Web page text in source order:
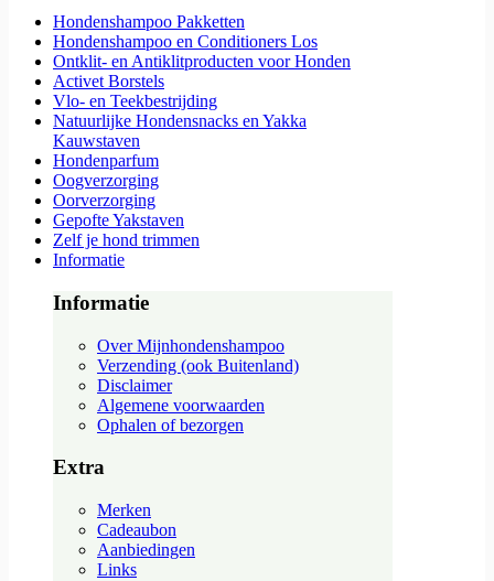
Hondenshampoo Pakketten
Hondenshampoo en Conditioners Los
Ontklit- en Antiklitproducten voor Honden
Activet Borstels
Vlo- en Teekbestrijding
Natuurlijke Hondensnacks en Yakka
Kauwstaven
Hondenparfum
Oogverzorging
Oorverzorging
Gepofte Yakstaven
Zelf je hond trimmen
Informatie
Informatie
Over Mijnhondenshampoo
Verzending (ook Buitenland)
Disclaimer
Algemene voorwaarden
Ophalen of bezorgen
Extra
Merken
Cadeaubon
Aanbiedingen
Links